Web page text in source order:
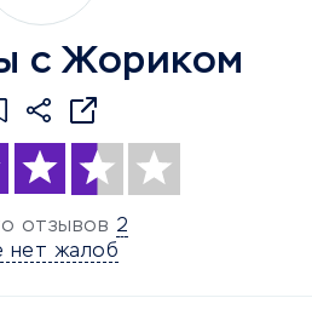
с Жориком
отзывов 2
нет жалоб